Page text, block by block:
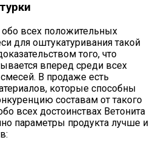
обо всех положительных
для оштукатуривания такой
того, что
вперед среди всех
В продаже есть
которые способны
составам от такого
всех достоинствах Ветонита
параметры продукта лучше и